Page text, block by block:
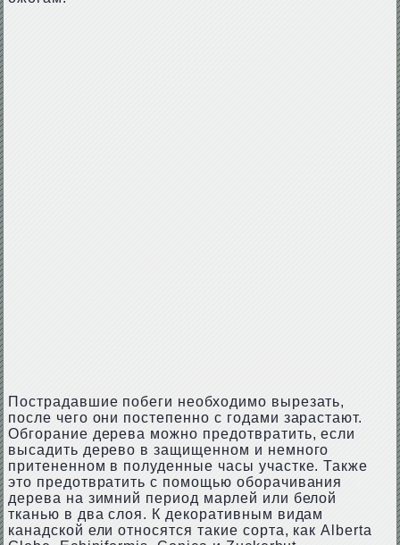
Пострадавшие побеги необходимо вырезать,
после чего они постепенно с годами зарастают.
Обгорание дерева можно предотвратить, если
высадить дерево в защищенном и немного
притененном в полуденные часы участке. Также
это предотвратить с помощью оборачивания
дерева на зимний период марлей или белой
тканью в два слоя. К декоративным видам
канадской ели относятся такие сорта, как Alberta